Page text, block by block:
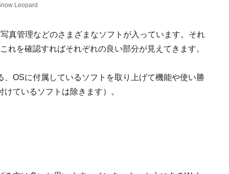
真管理などのさまざまなソフトが入っています。それ
れを確認すればそれぞれの良い部分が見えてきます。
OSに付属しているソフトを取り上げて機能や使い勝
ているソフトは除きます）。